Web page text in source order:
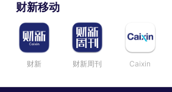
财新移动
财新 财新周刊 Caixin